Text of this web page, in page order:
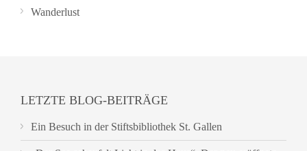
Wanderlust
LETZTE BLOG-BEITRÄGE
Ein Besuch in der Stiftsbibliothek St. Gallen